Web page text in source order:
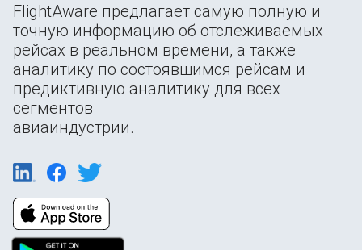
FlightAware предлагает самую полную и
точную информацию об отслеживаемых
рейсах в реальном времени, а также
аналитику по состоявшимся рейсам и
предиктивную аналитику для всех
сегментов
авиаиндустрии.